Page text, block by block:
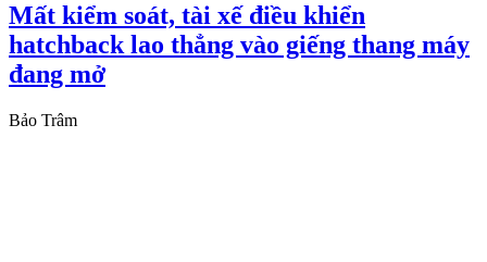
Mất kiểm soát, tài xế điều khiển
hatchback lao thẳng vào giếng thang máy
đang mở
Bảo Trâm